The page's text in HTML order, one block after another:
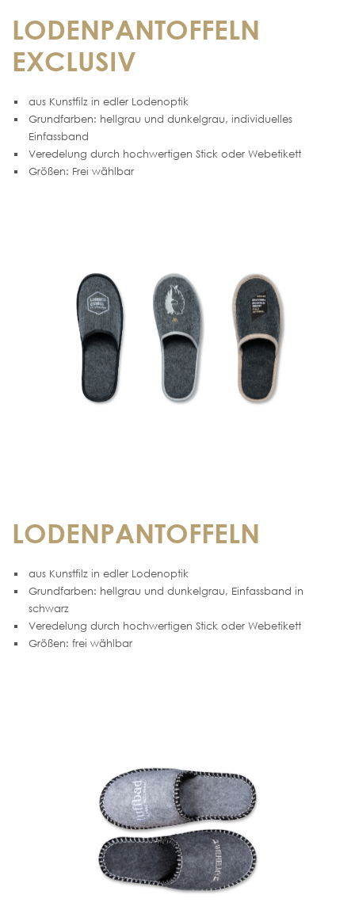
LODENPANTOFFELN
EXCLUSIV
aus Kunstfilz in edler Lodenoptik
Grundfarben: hellgrau und dunkelgrau, individuelles
Einfassband
Veredelung durch hochwertigen Stick oder Webetikett
Größen: Frei wählbar
LODENPANTOFFELN
aus Kunstfilz in edler Lodenoptik
Grundfarben: hellgrau und dunkelgrau, Einfassband in
schwarz
Veredelung durch hochwertigen Stick oder Webetikett
Größen: frei wählbar